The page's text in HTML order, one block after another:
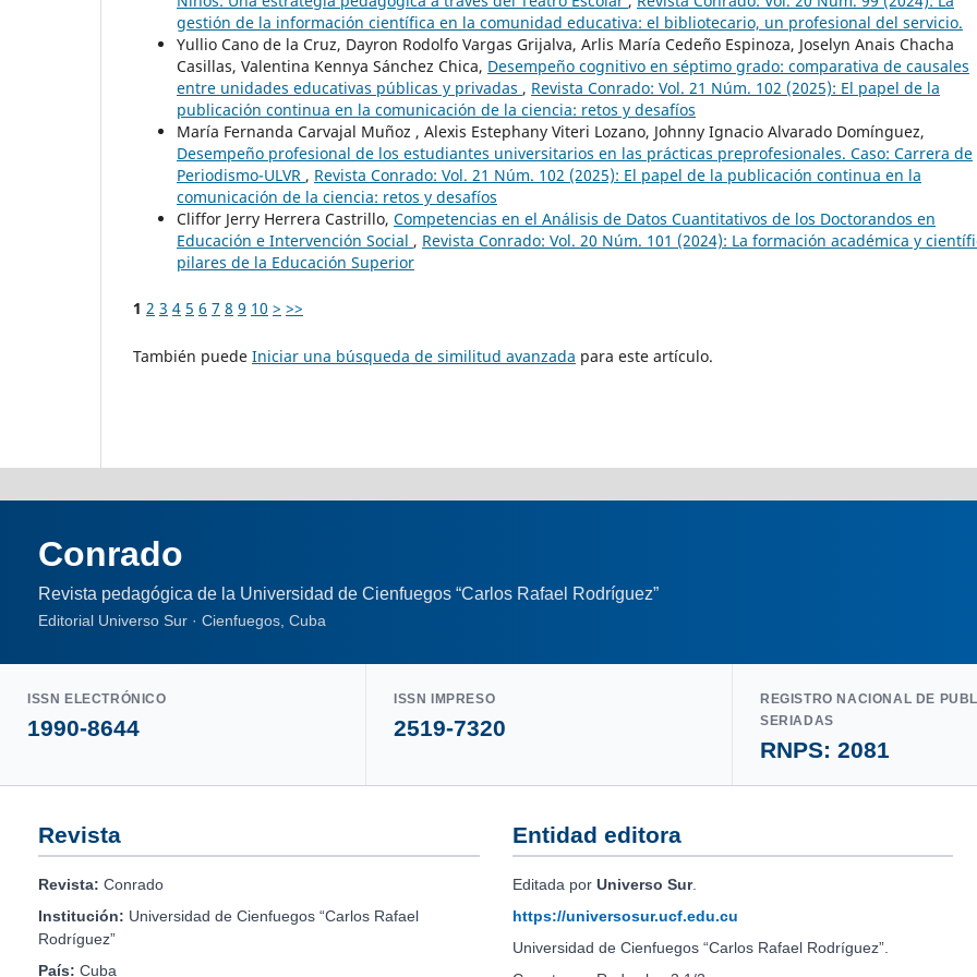
gestión de la información científica en la comunidad educativa: el bibliotecario, un profesional del servicio.
Yullio Cano de la Cruz, Dayron Rodolfo Vargas Grijalva, Arlis María Cedeño Espinoza, Joselyn Anais Chacha
Casillas, Valentina Kennya Sánchez Chica, Desempeño cognitivo en séptimo grado: comparativa de causales
entre unidades educativas públicas y privadas , Revista Conrado: Vol. 21 Núm. 102 (2025): El papel de la
publicación continua en la comunicación de la ciencia: retos y desafíos
María Fernanda Carvajal Muñoz , Alexis Estephany Viteri Lozano, Johnny Ignacio Alvarado Domínguez,
Desempeño profesional de los estudiantes universitarios en las prácticas preprofesionales. Caso: Carrera de
Periodismo-ULVR , Revista Conrado: Vol. 21 Núm. 102 (2025): El papel de la publicación continua en la
comunicación de la ciencia: retos y desafíos
Cliffor Jerry Herrera Castrillo, Competencias en el Análisis de Datos Cuantitativos de los Doctorandos en
Educación e Intervención Social , Revista Conrado: Vol. 20 Núm. 101 (2024): La formación académica y
pilares de la Educación Superior
1 2 3 4 5 6 7 8 9 10 > >>
También puede Iniciar una búsqueda de similitud avanzada para este artículo.
Conrado
Revista pedagógica de la Universidad de Cienfuegos “Carlos Rafael Rodríguez”
Editorial Universo Sur · Cienfuegos, Cuba
ISSN ELECTRÓNICO
1990-8644
ISSN IMPRESO
2519-7320
REGISTRO NACIONAL DE
SERIADAS
RNPS: 2081
Revista
Revista: Conrado
Institución: Universidad de Cienfuegos “Carlos Rafael
Rodríguez”
País: Cuba
Entidad editora
Editada por Universo Sur.
https://universosur.ucf.edu.cu
Universidad de Cienfuegos “Carlos Rafael Rodríguez”.